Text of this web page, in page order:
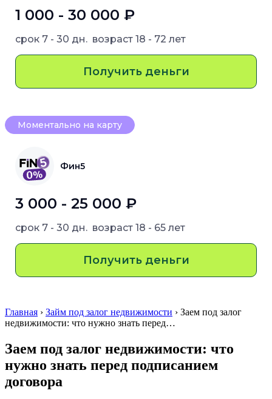
1 000 - 30 000 ₽
срок 7 - 30 дн. возраст 18 - 72 лет
Получить деньги
Моментально на карту
Фин5
3 000 - 25 000 ₽
срок 7 - 30 дн. возраст 18 - 65 лет
Получить деньги
Главная › Займ под залог недвижимости › Заем под залог
недвижимости: что нужно знать перед…
Заем под залог недвижимости: что
нужно знать перед подписанием
договора